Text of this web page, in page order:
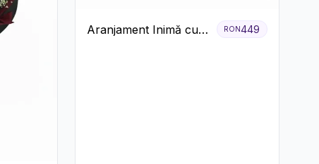
Aranjament Inimă cu
RON449